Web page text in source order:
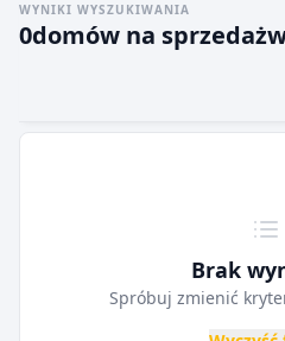
WYNIKI WYSZUKIWANIA
0domów na sprzedaż
Brak
Spróbuj zmienić